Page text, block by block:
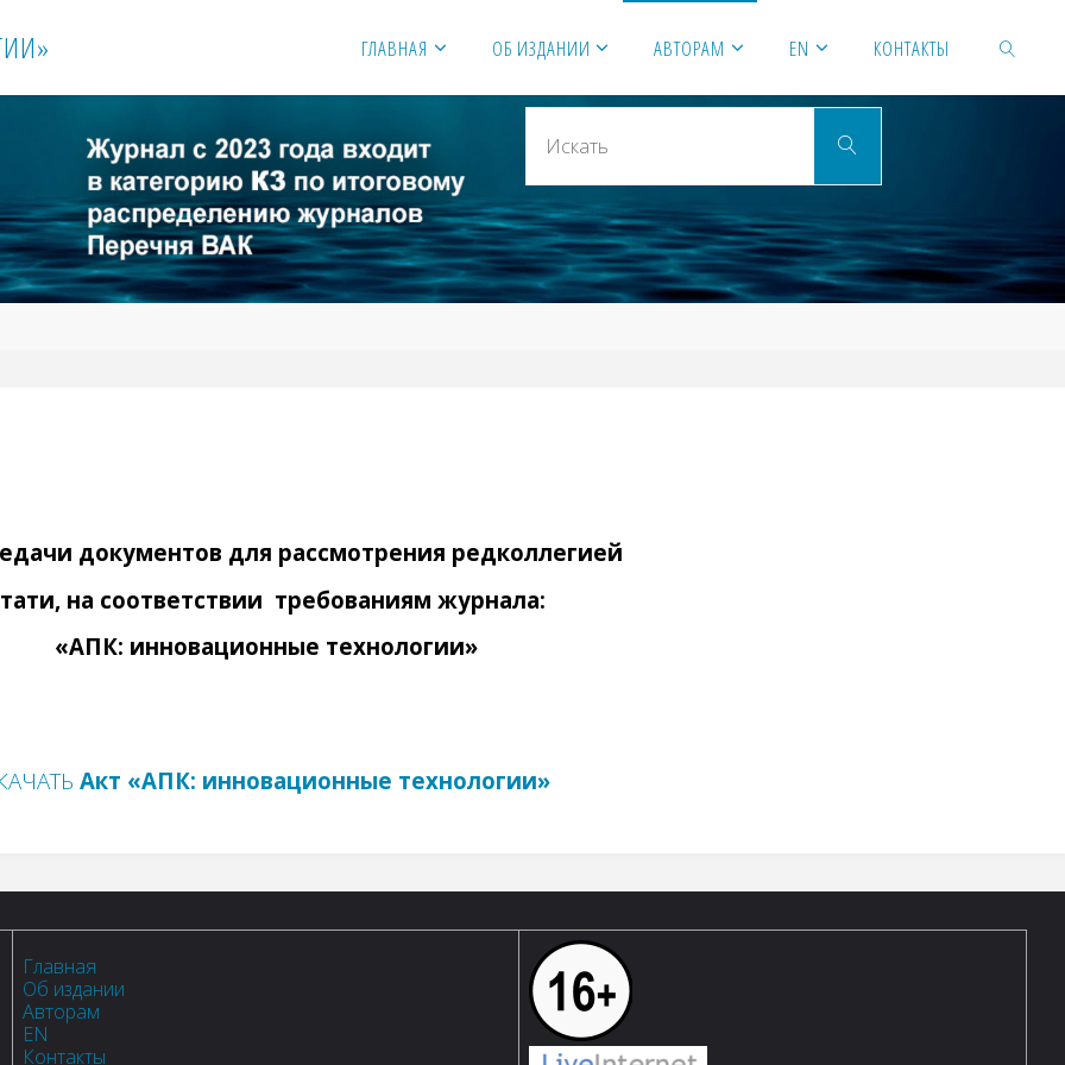
ИИ» ГЛАВНАЯ ОБ ИЗДАНИИ АВТОРАМ EN КОНТАКТЫ
Искать
документов для рассмотрения редколлегией
на соответствии требованиям журнала:
«АПК: инновационные технологии»
Акт «АПК: инновационные технологии»
Главная
Об издании
Авторам
EN
Контакты